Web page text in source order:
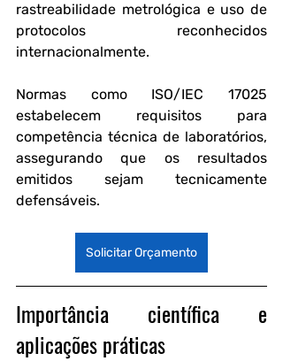
rastreabilidade metrológica e uso de
protocolos reconhecidos
internacionalmente.
Normas como ISO/IEC 17025
estabelecem requisitos para
competência técnica de laboratórios,
assegurando que os resultados
emitidos sejam tecnicamente
defensáveis.
Solicitar Orçamento
Importância científica e
aplicações práticas